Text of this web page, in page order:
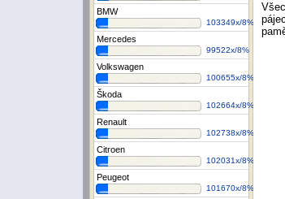
BMW
103349x/8%
Mercedes
99522x/8%
Volkswagen
100655x/8%
Škoda
102664x/8%
Renault
102738x/8%
Citroen
102031x/8%
Peugeot
101670x/8%